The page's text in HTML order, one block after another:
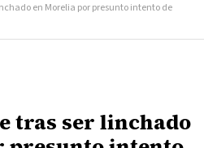
en Morelia por presunto intento de
tras ser linchado